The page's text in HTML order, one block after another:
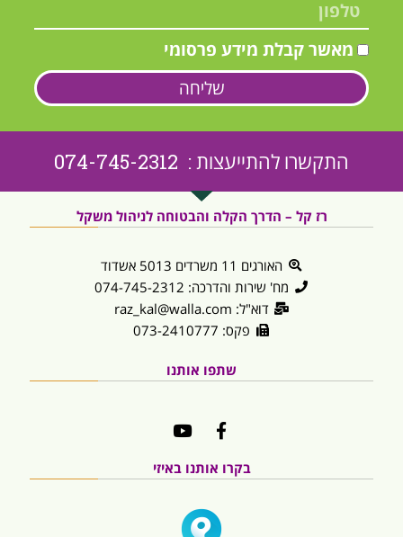
מאשר קבלת מידע פרסומי
שליחה
התקשרו להתייעצות : 074-745-2312
רז קל – הדרך הקלה והבטוחה לניהול משקל
האורגים 11 משרדים 5013 אשדוד
מח' שירות והדרכה: 074-745-2312
דוא"ל: raz_kal@walla.com
פקס: 073-2410777
שתפו אותנו
בקרו אותנו באיזי